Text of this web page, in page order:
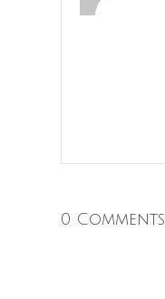
0 Comments